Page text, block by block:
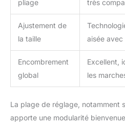
pliage très
Ajustement de
la taille
aisée
Encombrement
global
Excellent,
les
La plage de réglage, notamment
apporte une modularité